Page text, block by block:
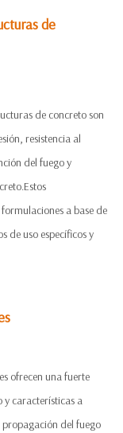
de
de concreto son
resistencia al
del fuego y
a base de
de uso específicos y
ofrecen una fuerte
y características a
del fuego